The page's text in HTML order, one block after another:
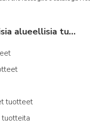
Tyypillisiä italialaisia alueellisia tuotteita
tuotteet
tuotteita